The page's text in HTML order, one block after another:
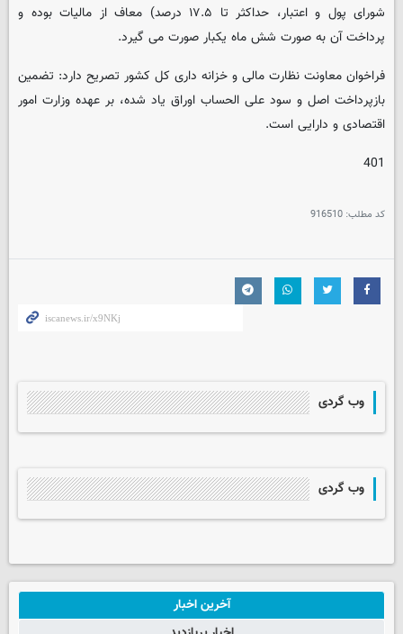
شورای پول و اعتبار، حداکثر تا ۱۷.۵ درصد) معاف از مالیات بوده و
پرداخت آن به صورت شش ماه یکبار صورت می گیرد.
فراخوان معاونت نظارت مالی و خزانه داری کل کشور تصریح دارد: تضمین
بازپرداخت اصل و سود علی الحساب اوراق یاد شده، بر عهده وزارت امور
اقتصادی و دارایی است.
401
کد مطلب: 916510
وب گردی
وب گردی
آخرین اخبار